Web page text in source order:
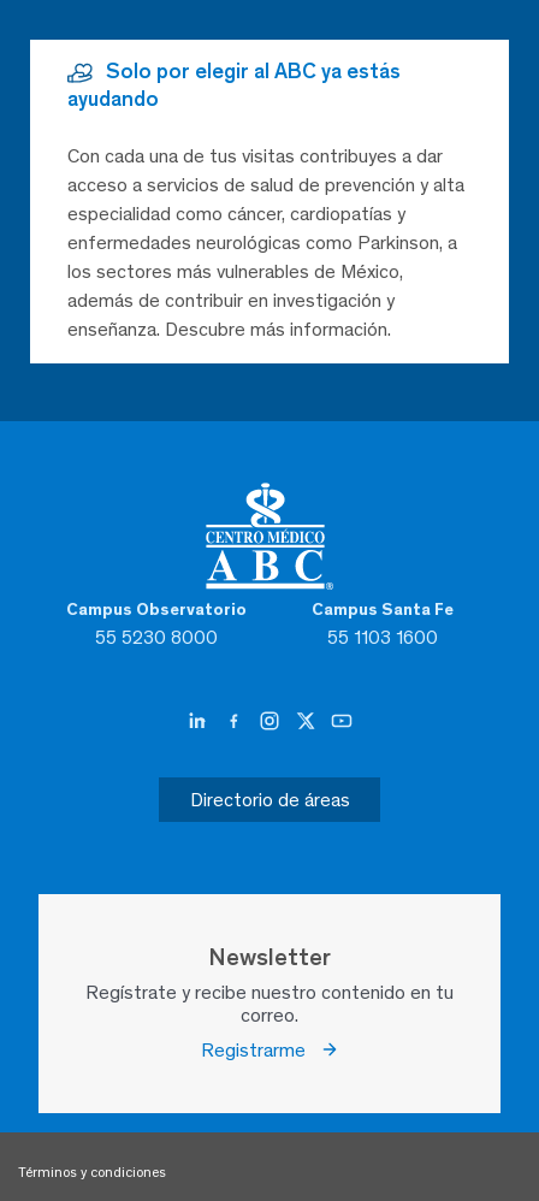
Campus Observatorio
55 5230 8000
Campus Santa Fe
55 1103 1600
Directorio de áreas
Newsletter
Regístrate y recibe nuestro contenido en tu
correo.
Registrarme
Solo por elegir al ABC ya estás
ayudando
Con cada una de tus visitas contribuyes a dar
acceso a servicios de salud de prevención y alta
especialidad como cáncer, cardiopatías y
enfermedades neurológicas como Parkinson, a
los sectores más vulnerables de México,
además de contribuir en investigación y
enseñanza. Descubre más información.
Términos y condiciones